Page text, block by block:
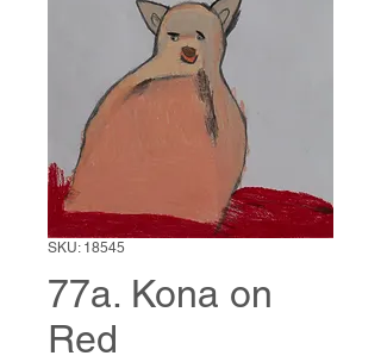
SKU: 18545
77a. Kona on
Red